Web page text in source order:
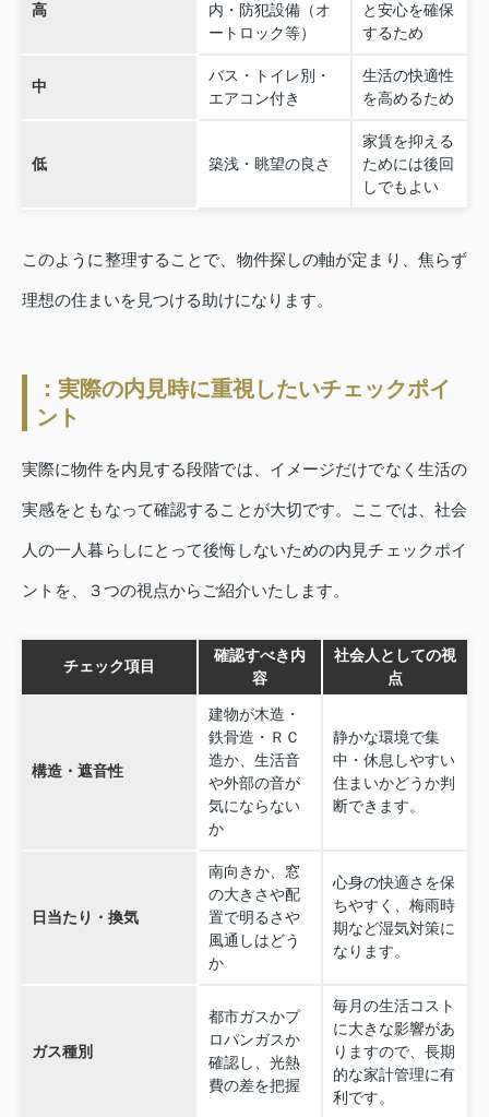
高
内・防犯設備（オ
ートロック等）
と安心を確保
するため
中
バス・トイレ別・
エアコン付き
生活の快適性
を高めるため
低 築浅・眺望の良さ
家賃を抑える
ためには後回
しでもよい
このように整理することで、物件探しの軸が定まり、焦らず
理想の住まいを見つける助けになります。
：実際の内見時に重視したいチェックポイ
ント
実際に物件を内見する段階では、イメージだけでなく生活の
実感をともなって確認することが大切です。ここでは、社会
人の一人暮らしにとって後悔しないための内見チェックポイ
ントを、３つの視点からご紹介いたします。
チェック項目
確認すべき内
容
社会人としての視
点
構造・遮音性
建物が木造・
鉄骨造・ＲＣ
造か、生活音
や外部の音が
気にならない
か
静かな環境で集
中・休息しやすい
住まいかどうか判
断できます。
日当たり・換気
南向きか、窓
の大きさや配
置で明るさや
風通しはどう
か
心身の快適さを保
ちやすく、梅雨時
期など湿気対策に
なります。
ガス種別
都市ガスかプ
ロパンガスか
確認し、光熱
費の差を把握
毎月の生活コスト
に大きな影響があ
りますので、長期
的な家計管理に有
利です。